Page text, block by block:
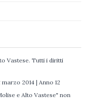
Vastese. Tutti i diritti
2014 | Anno 12
e Alto Vastese" non